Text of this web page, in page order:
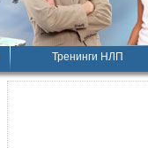
Тренинги НЛП